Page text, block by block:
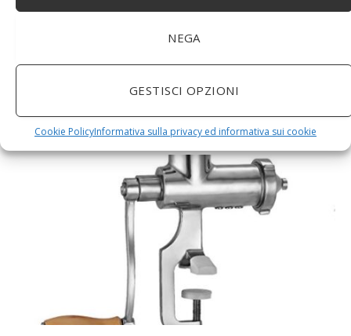
NEGA
GESTISCI OPZIONI
Cookie PolicyInformativa sulla privacy ed informativa sui cookie
24,5cm Ø x 9,5 cm di altezza, finitura a cera naturale